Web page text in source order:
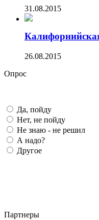
31.08.2015
26.08.2015
Опрос
Да, пойду
Нет, не пойду
Не знаю - не решил
А надо?
Другое
Партнеры